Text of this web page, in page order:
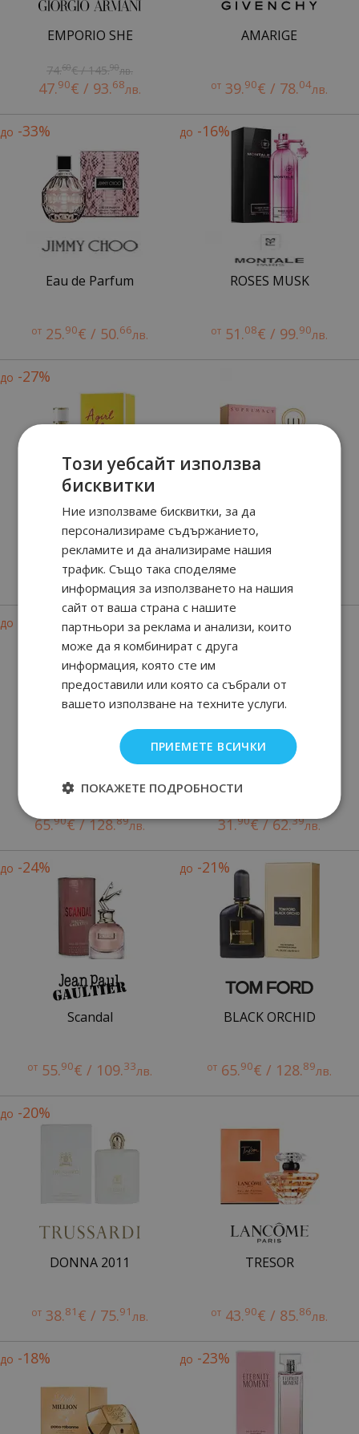
EMPORIO SHE
74.60€ / 145.90лв.
47.90€ / 93.68лв.
AMARIGE
от 39.90€ / 78.04лв.
до -33%
Eau de Parfum
от 25.90€ / 50.66лв.
до -16%
ROSES MUSK
от 51.08€ / 99.90лв.
до -27%
A Girl In Capri
20.90€ / 40.88лв.
Supremacy Pink
40.
до
65.90€ / 128.89лв.
до -22%
31.90€ / 62.39лв.
до -24%
Scandal
от 55.90€ / 109.33лв.
до -21%
BLACK ORCHID
от 65.90€ / 128.89лв.
до -20%
DONNA 2011
от 38.81 € / 75.91лв.
TRESOR
от 43.90€ / 85.86лв.
до -18% до -23%
Този уебсайт използва
бисквитки
Ние използваме бисквитки, за да
персонализираме съдържанието,
рекламите и да анализираме нашия
трафик. Също така споделяме
информация за използването на нашия
сайт от ваша страна с нашите
партньори за реклама и анализи, които
може да я комбинират с друга
информация, която сте им
предоставили или която са събрали от
вашето използване на техните услуги.
ПРИЕМЕТЕ ВСИЧКИ
ПОКАЖЕТЕ ПОДРОБНОСТИ